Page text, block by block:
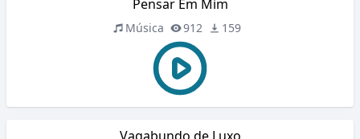
Pensar Em Mim
Música 912 159